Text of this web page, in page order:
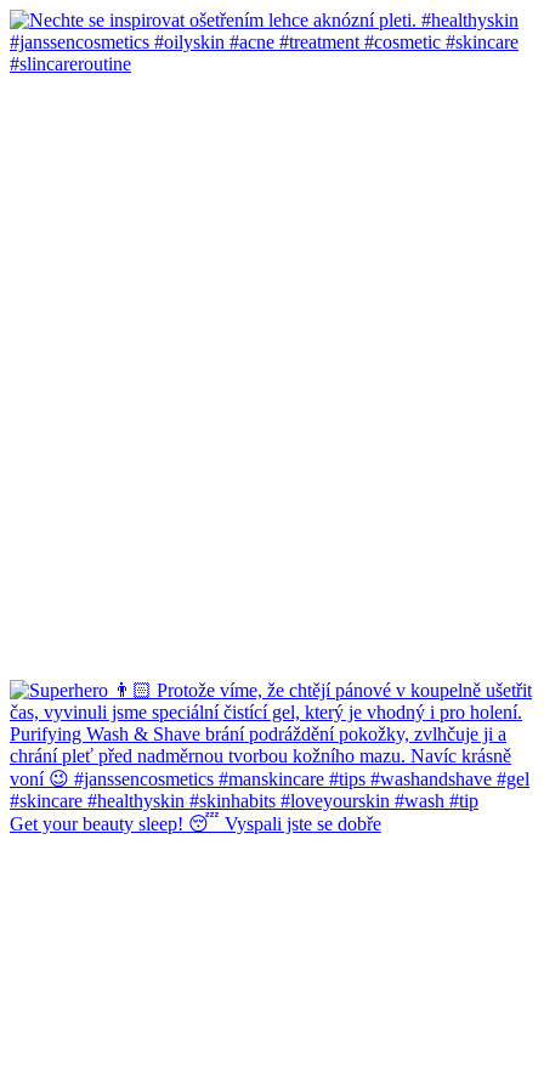
Get your beauty sleep! 😴 Vyspali jste se dobře